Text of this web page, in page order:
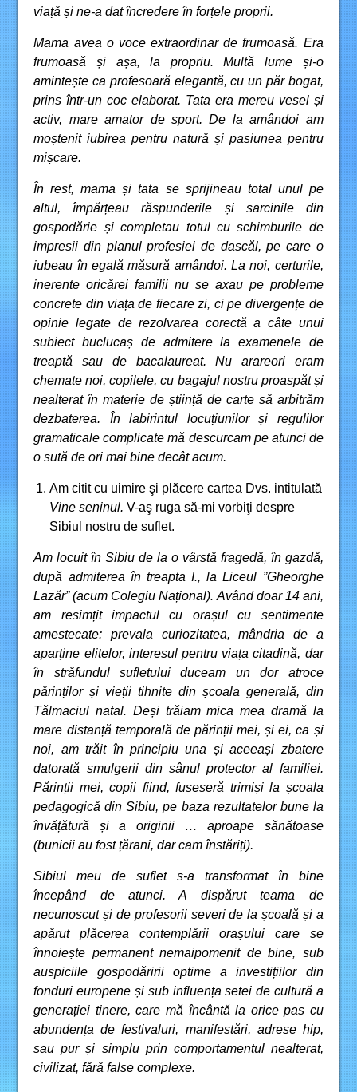
viață și ne-a dat încredere în forțele proprii.
Mama avea o voce extraordinar de frumoasă. Era
frumoasă și așa, la propriu. Multă lume și-o
amintește ca profesoară elegantă, cu un păr bogat,
prins într-un coc elaborat. Tata era mereu vesel și
activ, mare amator de sport. De la amândoi am
moștenit iubirea pentru natură și pasiunea pentru
mișcare.
În rest, mama și tata se sprijineau total unul pe
altul, împărțeau răspunderile și sarcinile din
gospodărie și completau totul cu schimburile de
impresii din planul profesiei de dascăl, pe care o
iubeau în egală măsură amândoi. La noi, certurile,
inerente oricărei familii nu se axau pe probleme
concrete din viața de fiecare zi, ci pe divergențe de
opinie legate de rezolvarea corectă a câte unui
subiect buclucaș de admitere la examenele de
treaptă sau de bacalaureat. Nu arareori eram
chemate noi, copilele, cu bagajul nostru proaspăt și
nealterat în materie de știință de carte să arbitrăm
dezbaterea. În labirintul locuțiunilor și regulilor
gramaticale complicate mă descurcam pe atunci de
o sută de ori mai bine decât acum.
Am citit cu uimire şi plăcere cartea Dvs. intitulată
Vine seninul.V-aş ruga să-mi vorbiţi despre
Sibiul nostru de suflet.
Am locuit în Sibiu de la o vârstă fragedă, în gazdă,
după admiterea în treapta I., la Liceul ”Gheorghe
Lazăr” (acum Colegiu Național). Având doar 14 ani,
am resimțit impactul cu orașul cu sentimente
amestecate: prevala curiozitatea, mândria de a
aparține elitelor, interesul pentru viața citadină, dar
în străfundul sufletului duceam un dor atroce
părinților și vieții tihnite din școala generală, din
Tălmaciul natal. Deși trăiam mica mea dramă la
mare distanță temporală de părinții mei, și ei, ca și
noi, am trăit în principiu una și aceeași zbatere
datorată smulgerii din sânul protector al familiei.
Părinții mei, copii fiind, fuseseră trimiși la școala
pedagogică din Sibiu, pe baza rezultatelor bune la
învățătură și a originii … aproape sănătoase
(bunicii au fost țărani, dar cam înstăriți).
Sibiul meu de suflet s-a transformat în bine
începând de atunci. A dispărut teama de
necunoscut și de profesorii severi de la școală și a
apărut plăcerea contemplării orașului care se
înnoiește permanent nemaipomenit de bine, sub
auspiciile gospodăririi optime a investițiilor din
fonduri europene și sub influența setei de cultură a
generației tinere, care mă încântă la orice pas cu
abundența de festivaluri, manifestări, adrese hip,
sau pur și simplu prin comportamentul nealterat,
civilizat, fără false complexe.